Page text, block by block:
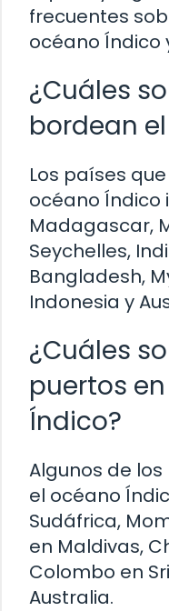
frecuentes
océano Índico
¿Cuáles
bordean
Los países
océano Índico
Madagascar,
Seychelles,
Bangladesh,
Indonesia y
¿Cuáles
puertos
Índico?
Algunos de
el océano
Sudáfrica,
en Maldivas,
Colombo en
Australia.